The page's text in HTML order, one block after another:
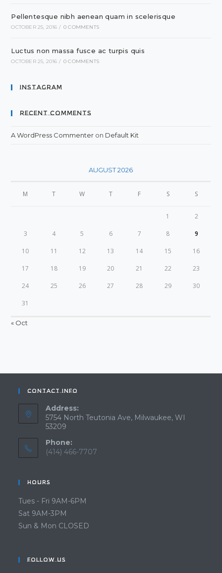
Pellentesque nibh aenean quam in scelerisque
OCTOBER 25, 2016 / 0 COMMENTS
Luctus non massa fusce ac turpis quis
OCTOBER 25, 2016 / 0 COMMENTS
Instagram
Recent Comments
A WordPress Commenter on Default Kit
AUGUST 2026
M T W T F S S
1 2
3 4 5 6 7 8 9
10 11 12 13 14 15 16
17 18 19 20 21 22 23
24 25 26 27 28 29 30
31
« Oct
Contact Info
Address:
5754 North Teutonia Ave, Milwaukee, WI
53209
Phone:
(414) 466-7707
your
application
Hours
Tues - Fri 9AM-6PM
Sat 9AM-3PM
Sun & Mon CLOSED
Follow Us